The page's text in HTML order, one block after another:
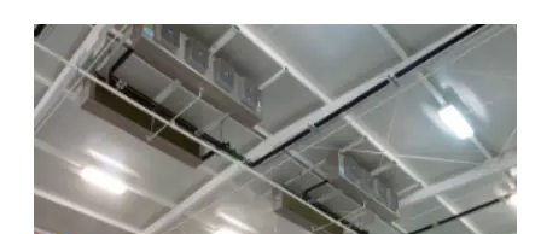
SERVICIOS-USA
Layout de Anteproyecto
Diseño de Cuartos Frios
Diseño de Áreas de Proceso de Alimentos
Diseño de Plantas Grado Alimenticio